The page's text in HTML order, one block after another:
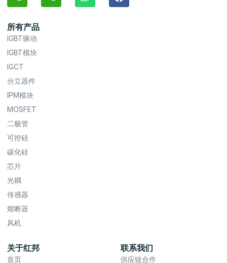
所有产品
IGBT驱动
IGBT模块
IGCT
分立器件
IPM模块
MOSFET
二极管
可控硅
碳化硅
芯片
光耦
传感器
熔断器
风机
关于红邦
首页
联系我们
供应链合作